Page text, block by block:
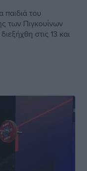
παιδιά του
των Πιγκουίνων
στις 13 και